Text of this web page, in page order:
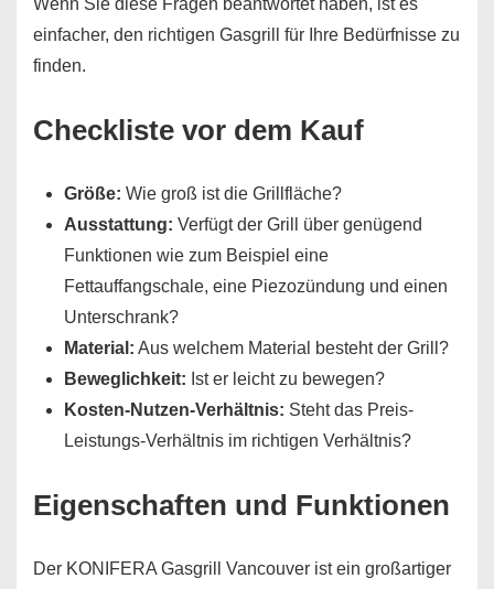
Wenn Sie diese Fragen beantwortet haben, ist es
einfacher, den richtigen Gasgrill für Ihre Bedürfnisse zu
finden.
Checkliste vor dem Kauf
Größe: Wie groß ist die Grillfläche?
Ausstattung: Verfügt der Grill über genügend
Funktionen wie zum Beispiel eine
Fettauffangschale, eine Piezozündung und einen
Unterschrank?
Material: Aus welchem Material besteht der Grill?
Beweglichkeit: Ist er leicht zu bewegen?
Kosten-Nutzen-Verhältnis: Steht das Preis-
Leistungs-Verhältnis im richtigen Verhältnis?
Eigenschaften und Funktionen
Der KONIFERA Gasgrill Vancouver ist ein großartiger